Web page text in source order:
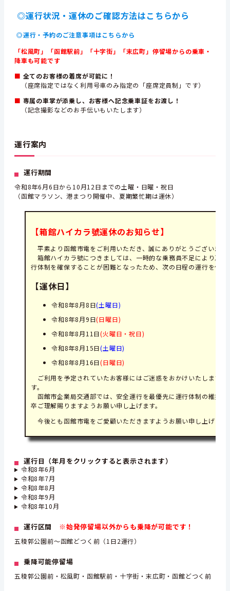
◎運行状況・運休のご確認方法はこちらから
◎運行・予約のご注意事項はこちらから
「松風町」「函館駅前」「十字街」「末広町」停留場からの乗車・
降車も可能です
■ 全てのお客様の着席が可能に！
（座席指定ではなく利用号車のみ指定の「座席定員制」です）
■ 専属の車掌が添乗し、お客様へ記念乗車証をお渡し！
（記念撮影などのお手伝いもいたします）
運行案内
運行期間
令和8年6月6日から10月12日までの土曜・日曜・祝日
（函館マラソン、港まつり開催中、夏期繁忙期は運休）
【箱館ハイカラ號運休のお知らせ】
平素より函館市電をご利用いただき、誠にありがとうございます
箱館ハイカラ號につきましては、一時的な乗務員不足により夏
行体制を確保することが困難となったため、次の日程の運行を休止
【運休日】
令和8年8月8日(土曜日)
令和8年8月9日(日曜日)
令和8年8月11日(火曜日・祝日)
令和8年8月15日(土曜日)
令和8年8月16日(日曜日)
ご利用を予定されていたお客様にはご迷惑をおかけいたします
す。
函館市企業局交通部では、安全運行を最優先に運行体制の維持
卒ご理解賜りますようお願い申し上げます。
今後とも函館市電をご愛顧いただきますようお願い申し上げます
運行日（年月をクリックすると表示されます）
令和8年6月
令和8年7月
令和8年8月
令和8年9月
令和8年10月
運行区間 ※始発停留場以外からも乗降が可能です！
五稜郭公園前～函館どつく前（1日2運行）
乗降可能停留場
五稜郭公園前・松風町・函館駅前・十字街・末広町・函館どつく前